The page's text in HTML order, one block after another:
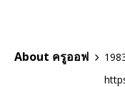
About ครูออฟ